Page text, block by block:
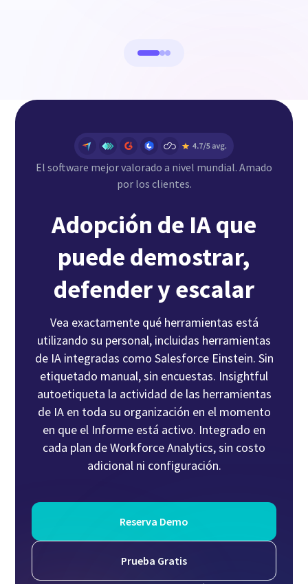
El software mejor valorado a nivel mundial. Amado
por los clientes.
Adopción de IA que
puede demostrar,
defender y escalar
Vea exactamente qué herramientas está
utilizando su personal, incluidas herramientas
de IA integradas como Salesforce Einstein. Sin
etiquetado manual, sin encuestas. Insightful
autoetiqueta la actividad de las herramientas
de IA en toda su organización en el momento
en que el Informe está activo. Integrado en
cada plan de Workforce Analytics, sin costo
adicional ni configuración.
Reserva Demo
Prueba Gratis